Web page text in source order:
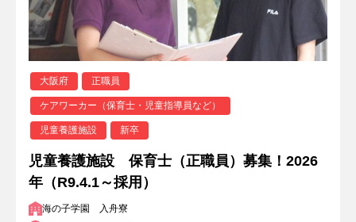
大阪府 正職員
ケアワーカー（保育士・児童指導員など）
児童養護施設 新卒
児童養護施設 保育士（正職員）募集！2026
年（R9.4.1～採用）
海の子学園 入舟寮